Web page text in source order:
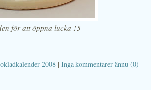
för att öppna lucka 15
2008 | Inga kommentarer ännu (0)